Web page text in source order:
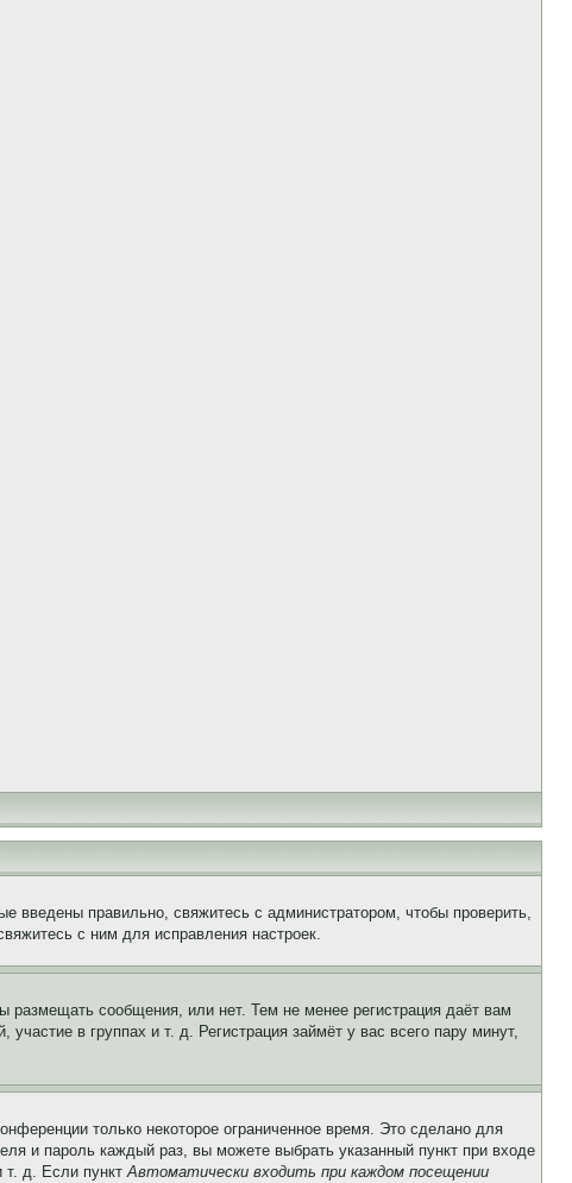
введены правильно, свяжитесь с администратором, чтобы проверить,
с ним для исправления настроек.
размещать сообщения, или нет. Тем не менее регистрация даёт вам
в группах и т. д. Регистрация займёт у вас всего пару минут,
только некоторое ограниченное время. Это сделано для
и пароль каждый раз, вы можете выбрать указанный пункт при входе
т. д. Если пунктАвтоматически входить при каждом посещении